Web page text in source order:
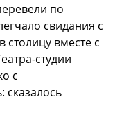
по
свидания с
столицу вместе с
студии
с
сказалось